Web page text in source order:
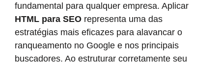
fundamental para qualquer empresa. Aplicar
HTML para SEO representa uma das
estratégias mais eficazes para alavancar o
ranqueamento no Google e nos principais
buscadores. Ao estruturar corretamente seu